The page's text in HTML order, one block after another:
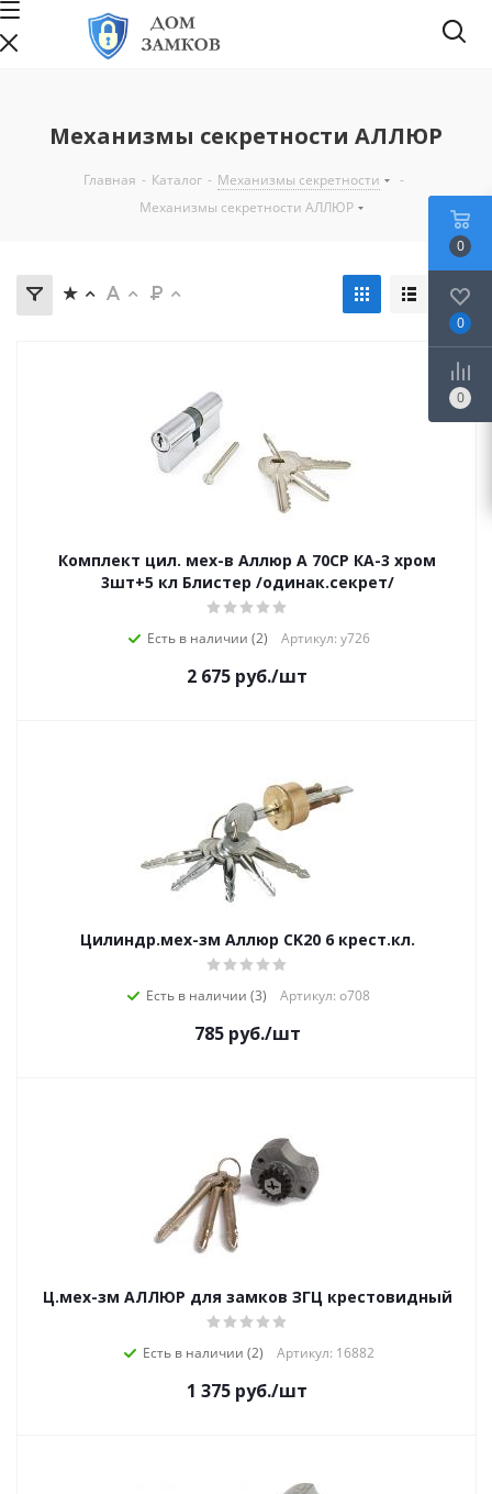
Механизмы секретности АЛЛЮР
Главная - Каталог - Механизмы секретности
-
Механизмы секретности АЛЛЮР
Комплект цил. мех-в Аллюр A 70CP КА-3 хром
3шт+5 кл Блистер /одинак.секрет/
Есть в наличии (2) Артикул: у726
2 675 руб./шт
Цилиндр.мех-зм Аллюр CK20 6 крест.кл.
Есть в наличии (3) Артикул: о708
785руб./шт
Ц.мех-зм АЛЛЮР для замков ЗГЦ крестовидный
Есть в наличии (2) Артикул: 16882
1 375 руб./шт
0
0
0